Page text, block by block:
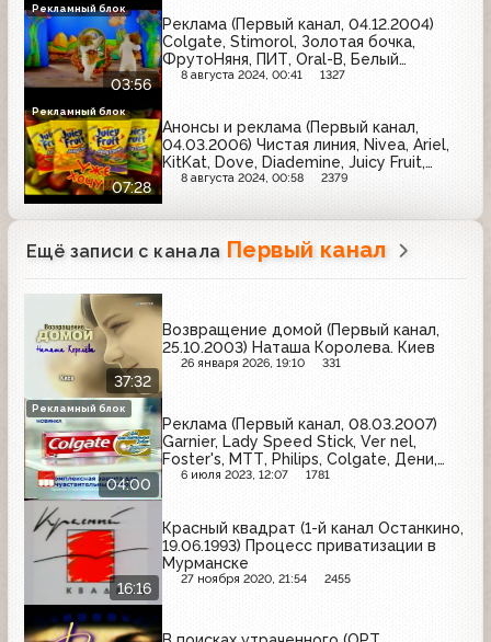
03:56
Реклама (Первый канал, 04.12.2004)
Colgate, Stimorol, Золотая бочка,
ФрутоНяня, ПИТ, Oral-B, Белый
медведь, Солодов, Причуда
8 августа 2024, 00:41 1327
Рекламный блок
07:28
Анонсы и реклама (Первый канал,
04.03.2006) Чистая линия, Nivea, Ariel,
KitKat, Dove, Diademine, Juicy Fruit,
Sensodyne, Clean&Clear, Zlatopramen,
8 августа 2024, 00:58 2379
Рекламный блок
Ещё записи с канала Первый канал
37:32
Возвращение домой (Первый канал,
25.10.2003) Наташа Королева. Киев
26 января 2026, 19:10 331
04:00
Реклама (Первый канал, 08.03.2007)
Garnier, Lady Speed Stick, Ver nel,
Foster's, МТТ, Philips, Colgate, Дени,
Nuts
6 июля 2023, 12:07 1781
Рекламный блок
16:16
Красный квадрат (1-й канал Останкино,
19.06.1993) Процесс приватизации в
Мурманске
27 ноября 2020, 21:54 2455